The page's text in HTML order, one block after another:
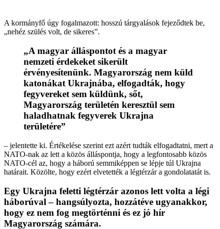
A kormányfő úgy fogalmazott: hosszú tárgyalások fejeződtek be,
„nehéz szülés volt, de sikeres”.
„A magyar álláspontot és a magyar
nemzeti érdekeket sikerült
érvényesítenünk. Magyarország nem küld
katonákat Ukrajnába, elfogadták, hogy
fegyvereket sem küldünk, sőt,
Magyarország területén keresztül sem
haladhatnak fegyverek Ukrajna
területére”
– jelentette ki. Értékelése szerint ezt azért tudták elfogadtatni, mert a
NATO-nak az lett a közös álláspontja, hogy a legfontosabb közös
NATO-cél az, hogy a háború semmiképpen se lépje túl Ukrajna
határait. Közölte, hogy ezért elvetették a légtérzár a gondolatatát is.
Egy Ukrajna feletti légtérzár azonos lett volta a légi
háborúval – hangsúlyozta, hozzátéve ugyanakkor,
hogy ez nem fog megtörténni és ez jó hír
Magyarország számára.